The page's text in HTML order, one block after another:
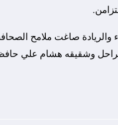
والريادة صاغت ملامح